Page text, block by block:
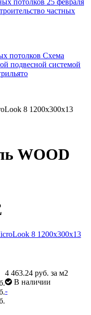
потолков 25 февраля
частных
потолков Схема
подвесной системой
8 1200x300x13
WOOD
4 463.24 руб. за м2
В наличии
-